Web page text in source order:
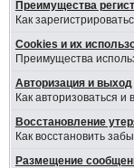
Преимущества
Как
Cookies и их
Преимущества
Авторизация и выход
Как авторизоваться
Восстановление
Как восстановить
Размещение